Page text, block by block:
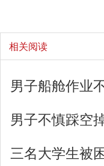
相关阅读
男子船舱作业
男子不慎踩空
三名大学生被